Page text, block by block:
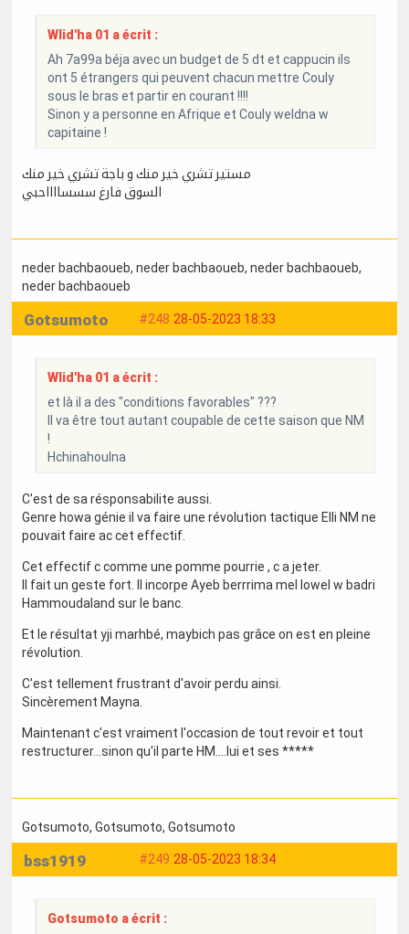
Wlid'ha 01 a écrit :
Ah 7a99a béja avec un budget de 5 dt et cappucin ils
ont 5 étrangers qui peuvent chacun mettre Couly
sous le bras et partir en courant !!!!
Sinon y a personne en Afrique et Couly weldna w
capitaine !
مستير تشري خير منك و باجة تشري خير منك
السوق فارغ سسسااااحبي
neder bachbaoueb, neder bachbaoueb, neder bachbaoueb,
neder bachbaoueb
#248 28-05-2023 18:33
Gotsumoto
Wlid'ha 01 a écrit :
et là il a des "conditions favorables" ???
Il va être tout autant coupable de cette saison que NM
!
Hchinahoulna
C'est de sa résponsabilite aussi.
Genre howa génie il va faire une révolution tactique Elli NM ne
pouvait faire ac cet effectif.
Cet effectif c comme une pomme pourrie , c a jeter.
Il fait un geste fort. Il incorpe Ayeb berrrima mel lowel w badri
Hammoudaland sur le banc.
Et le résultat yji marhbé, maybich pas grâce on est en pleine
révolution.
C'est tellement frustrant d'avoir perdu ainsi.
Sincèrement Mayna.
Maintenant c'est vraiment l'occasion de tout revoir et tout
restructurer...sinon qu'il parte HM....lui et ses *****
Gotsumoto, Gotsumoto, Gotsumoto
#249 28-05-2023 18:34
bss1919
Gotsumoto a écrit :